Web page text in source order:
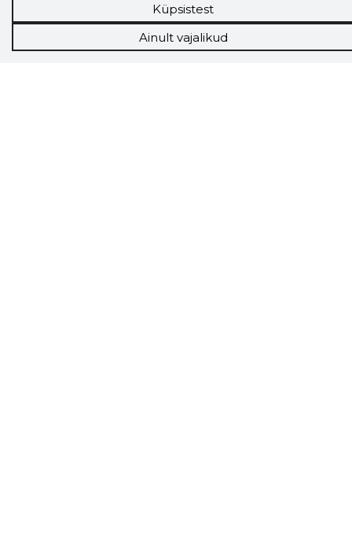
Storybooki laiendus ütleb Sulle, mis firma
veebilehel Sa parajasti viibid ja kui usaldusväärne
see firma täna on. LAADI LAIENDUS ALLA
Küpsistest
Ainult vajalikud